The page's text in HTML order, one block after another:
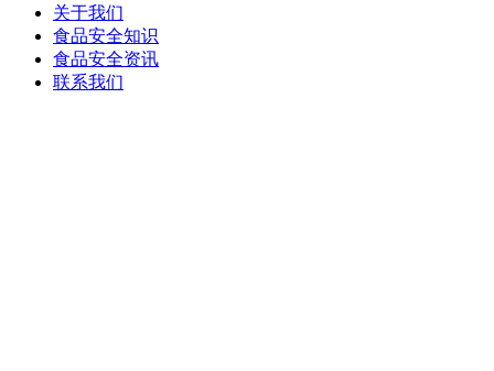
关于我们
食品安全知识
食品安全资讯
联系我们